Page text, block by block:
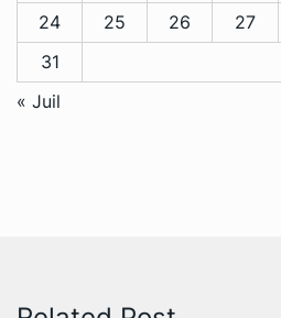
24
25 26 27
31
« Juil